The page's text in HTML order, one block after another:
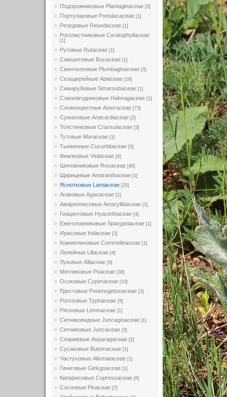
Подорожниковые Plantaginaceae [5]
Портулаковые Portulacaceae [1]
Резедовые Resedaceae [1]
Роголистниковые Ceratophyllaceae
[1]
Рутовые Rutaceae [1]
Самшитовые Buxaceae [1]
Свинчатковые Plumbaginaceae [3]
Сельдерейные Apiaceae [16]
Симарубовые Simaroubaceae [1]
Сланоягодниковые Haloragaceae [1]
Сложноцветные Asteraceae [73]
Сумаховые Anacardiaceae [2]
Толстянковые Crassulaceae [3]
Тутовые Moraceae [1]
Тыквенные Cucurbitaceae [5]
Фиалковые Violaceae [4]
Шиповниковые Rosaceae [40]
Щирицевые Amaranthaceae [1]
Яснотковые Lamiaceae [25]
Агавовые Agavaceae [1]
Амариллисовые Amaryllidaceae [1]
Гиацинтовые Hyacinthaceae [4]
Ежеголовниковые Sparganiaceae [1]
Ирисовые Iridaceae [2]
Коммелиновые Commelinaceae [1]
Лилейные Liliaceae [4]
Луковые Alliaceae [6]
Мятликовые Poaceae [38]
Осоковые Cyperaceae [10]
Рдестовые Potamogetonaceae [3]
Рогозовые Typhaceae [5]
Рясковые Lemnaceae [1]
Ситниковидные Juncaginaceae [1]
Ситниковые Juncaceae [3]
Спаржевые Asparagaceae [2]
Сусаковые Butomaceae [1]
Частуховые Alismataceae [1]
Гинкговые Ginkgoaceae [1]
Кипарисовые Cupressaceae [6]
Сосновые Pinaceae [7]